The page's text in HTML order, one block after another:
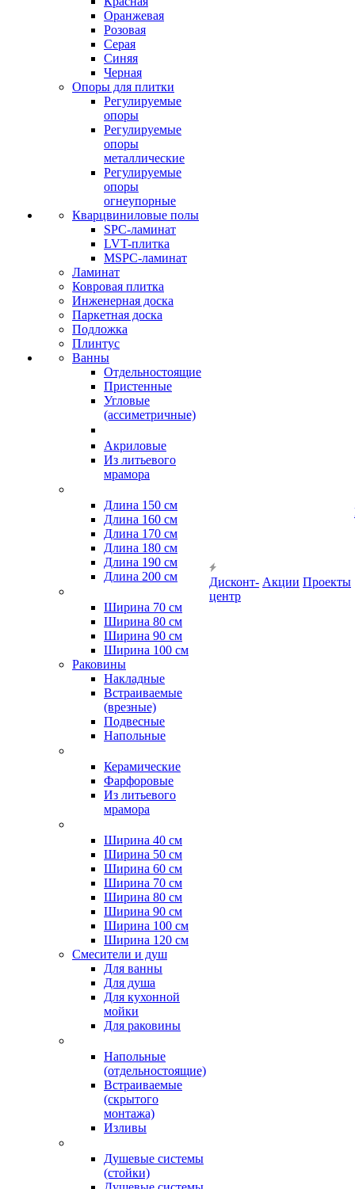
Оранжевая
Розовая
Серая
Синяя
Черная
Опоры для плитки
Регулируемые
опоры
Регулируемые
опоры
металлические
Регулируемые
опоры
огнеупорные
Кварцвиниловые полы
SPC-ламинат
LVT-плитка
MSPC-ламинат
Ламинат
Ковровая плитка
Инженерная доска
Паркетная доска
Подложка
Плинтус
Ванны
Отдельностоящие
Пристенные
Угловые
(ассиметричные)
Акриловые
Из литьевого
мрамора
Длина 150 см
Длина 160 см
Длина 170 см
Длина 180 см
Длина 190 см
Длина 200 см
Ширина 70 см
Ширина 80 см
Ширина 90 см
Ширина 100 см
Раковины
Накладные
Встраиваемые
(врезные)
Подвесные
Напольные
Керамические
Фарфоровые
Из литьевого
мрамора
Ширина 40 см
Ширина 50 см
Ширина 60 см
Ширина 70 см
Ширина 80 см
Ширина 90 см
Ширина 100 см
Ширина 120 см
Смесители и душ
Для ванны
Для душа
Для кухонной
мойки
Для раковины
Напольные
(отдельностоящие)
Встраиваемые
(скрытого
монтажа)
Изливы
Душевые системы
(стойки)
Дисконт-
центр
Акции Проекты